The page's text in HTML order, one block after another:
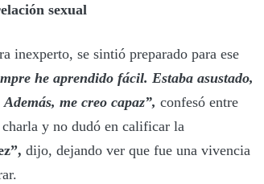
sexual
inexperto, se sintió preparado para ese
he aprendido fácil. Estaba asustado,
me creo capaz”, confesó entre
y no dudó en calificar la
dijo, dejando ver que fue una vivencia